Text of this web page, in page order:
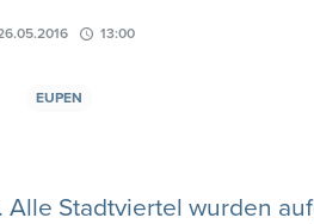
13:00
EUPEN
Stadtviertel wurden